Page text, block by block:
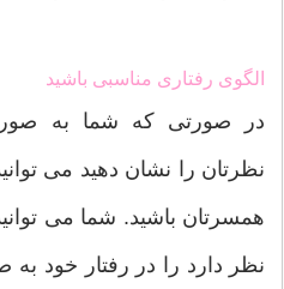
الگوی رفتاری مناسبی باشید
در صورتی که شما به
نظرتان را نشان دهید می
همسرتان باشید. شما می
نظر دارد را در رفتار خود